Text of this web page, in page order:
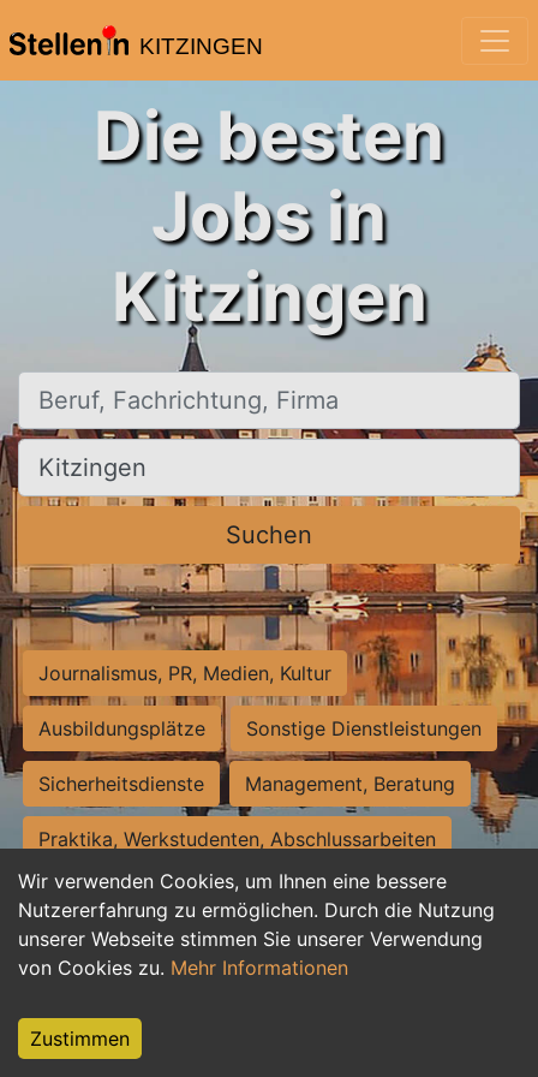
KITZINGEN
Wir verwenden Cookies, um Ihnen eine bessere
Nutzererfahrung zu ermöglichen. Durch die Nutzung
unserer Webseite stimmen Sie unserer Verwendung
von Cookies zu. Mehr Informationen
Zustimmen
Die besten
Jobs in
Kitzingen
Beruf, Fachrichtung, Firma
Ort, Stadt
Suchen
Journalismus, PR, Medien, Kultur
Ausbildungsplätze Sonstige Dienstleistungen
Sicherheitsdienste Management, Beratung
Praktika, Werkstudenten, Abschlussarbeiten
Personalwesen Assistenz, Sekretariat
Hilfskräfte, Aushilfs- und Nebenjobs
Weiterbildung, Studium, duale Ausbildung